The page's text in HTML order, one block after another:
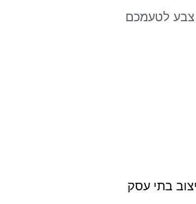
צבע לטעמכם
בתי עסק